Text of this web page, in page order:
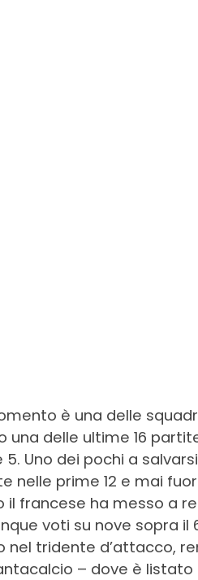
è una delle
una delle ultime 16
Uno dei pochi a
nelle prime 12 e mai
il francese ha messo a
voti su nove sopra il
nel tridente d’attacco,
– dove è